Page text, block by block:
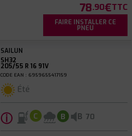
78.90€TTC
FAIRE INSTALLER CE
PNEU
SAILUN
SH32
205/55 R 16 91V
CODE EAN : 6959655417159
Été
ⓘ C B B 70